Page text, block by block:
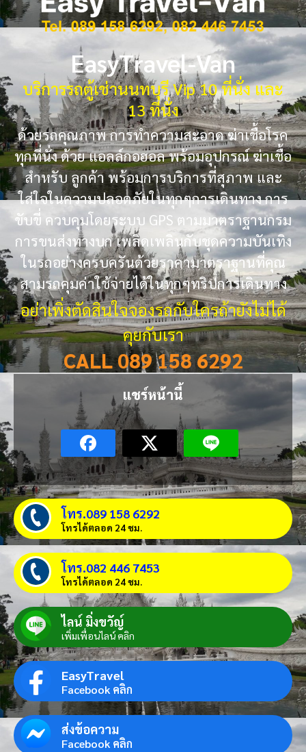
EasyTravel-Van
บริการรถตู้เช่านนทบุรี Vip 10 ที่นั่ง และ
13 ที่นั่ง
ด้วยรถคุณภาพ การทำความสะอาด ฆ่าเชื้อโรค
ทุกที่นั่ง ด้วย แอลล์กอฮอล พร้อมอุปกรณ์ ฆ่าเชื้อ
สำหรับ ลูกค้า พร้อมการบริการที่สุภาพ และ
ใส่ใจในความปลอดภัยในทุกๆการเดินทาง การ
ขับขี่ ควบคุมโดยระบบ GPS ตามมาตราฐานกรม
การขนส่งทางบก เพลิดเพลินกับชุดความบันเทิง
ในรถอย่างครบครันด้วยราคามาตราฐานที่คุณ
สามรถคุมค่าใช้จ่ายได้ในทุกๆทริปการเดินทาง
อย่าเพิ่งตัดสินใจจองรถกับใครถ้ายังไม่ได้
คุยกับเรา
CALL 089 158 6292
แชร์หน้านี้
โทร.089 158 6292
โทรได้ตลอด 24 ชม.
โทร.082 446 7453
โทรได้ตลอด 24 ชม.
ไลน์ มิ่งขวัญ์
เพิ่มเพื่อนไลน์ คลิก
EasyTravel
Facebook คลิก
ส่งข้อความ
Facebook คลิก